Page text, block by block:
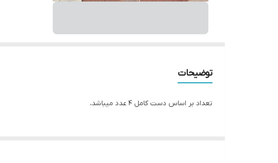
توضیحات
تعداد بر اساس دست کامل ۴ عدد میباشد،